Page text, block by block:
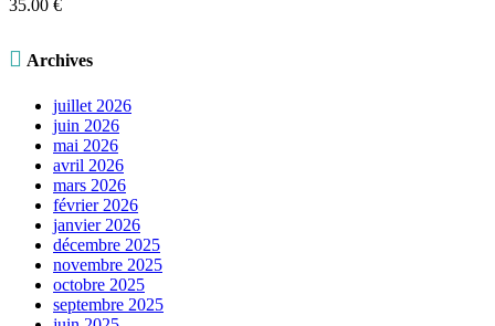
35.00 €
 Archives
juillet 2026
juin 2026
mai 2026
avril 2026
mars 2026
février 2026
janvier 2026
décembre 2025
novembre 2025
octobre 2025
septembre 2025